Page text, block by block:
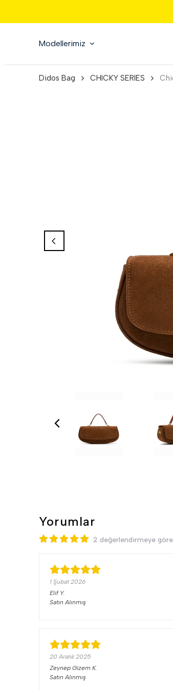
Modellerimiz
Didos Bag CHICKY SERIES
Yorumlar
2 değerlendirmeye göre
1 Şubat 2026
Elif Y.
Satın Alınmış
20 Aralık 2025
Zeynep Gizem K.
Satın Alınmış